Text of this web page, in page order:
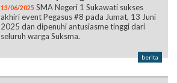
13/06/2025 SMA Negeri 1 Sukawati sukses
akhiri event Pegasus #8 pada Jumat, 13 Juni
2025 dan dipenuhi antusiasme tinggi dari
seluruh warga Suksma.
berita